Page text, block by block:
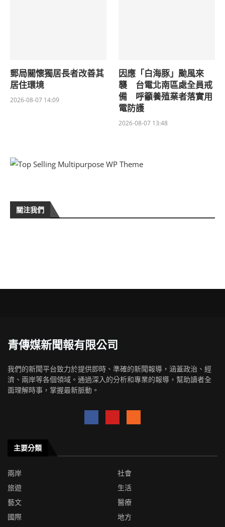
郵局關懷獨居長者改善其
居住環境
2026-08-07 14:09
因應「白海豚」颱風來
襲 台電北南區處全員戒
備 呼籲養殖業者落實用
電防護
2026-08-07 13:48
關注我們
青傳媒新聞報有限公司
我們的新聞平台致力於提供即時、準確的新聞報導，涵蓋政治、經
濟、兩岸等各個領域。通過深入的分析和專業的報導，幫助讀者全
面理解時事，掌握最新脈動。
主要分類
兩岸
社會
旅遊
生活
藝文
醫療
國際
地方